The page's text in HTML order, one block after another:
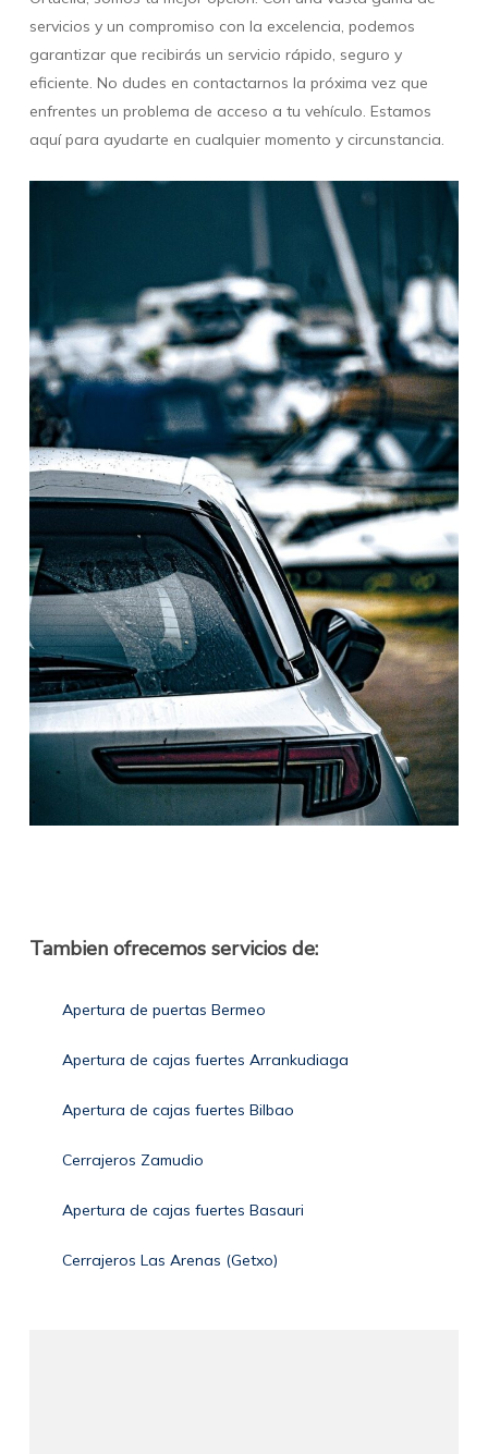
servicios y un compromiso con la excelencia, podemos
garantizar que recibirás un servicio rápido, seguro y
eficiente. No dudes en contactarnos la próxima vez que
enfrentes un problema de acceso a tu vehículo. Estamos
aquí para ayudarte en cualquier momento y circunstancia.
Tambien ofrecemos servicios de:
Apertura de puertas Bermeo
Apertura de cajas fuertes Arrankudiaga
Apertura de cajas fuertes Bilbao
Cerrajeros Zamudio
Apertura de cajas fuertes Basauri
Cerrajeros Las Arenas (Getxo)